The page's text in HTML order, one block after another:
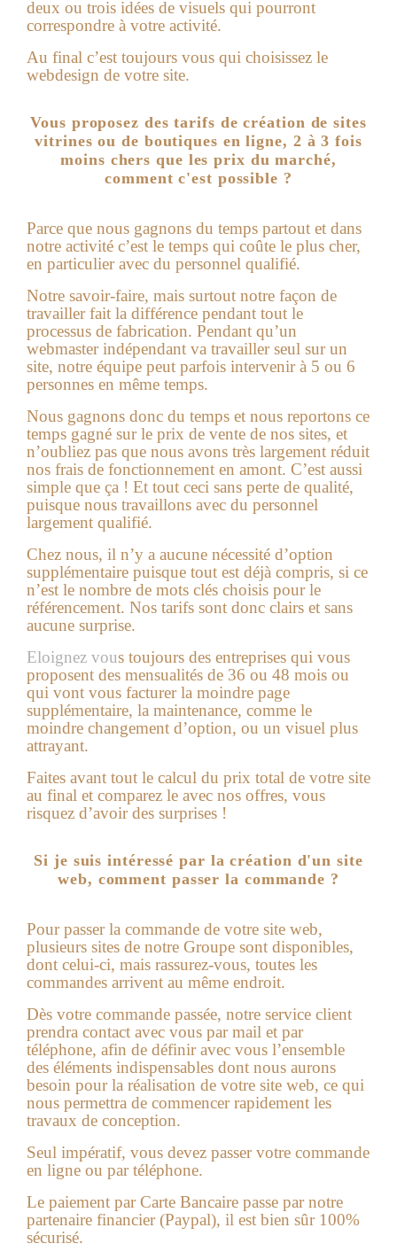
deux ou trois idées de visuels qui pourront
correspondre à votre activité.
Au final c’est toujours vous qui choisissez le
webdesign de votre site.
Vous proposez des tarifs de création de sites
vitrines ou de boutiques en ligne, 2 à 3 fois
moins chers que les prix du marché,
comment c'est possible ?
Parce que nous gagnons du temps partout et dans
notre activité c’est le temps qui coûte le plus cher,
en particulier avec du personnel qualifié.
Notre savoir-faire, mais surtout notre façon de
travailler fait la différence pendant tout le
processus de fabrication. Pendant qu’un
webmaster indépendant va travailler seul sur un
site, notre équipe peut parfois intervenir à 5 ou 6
personnes en même temps.
Nous gagnons donc du temps et nous reportons ce
temps gagné sur le prix de vente de nos sites, et
n’oubliez pas que nous avons très largement réduit
nos frais de fonctionnement en amont. C’est aussi
simple que ça ! Et tout ceci sans perte de qualité,
puisque nous travaillons avec du personnel
largement qualifié.
Chez nous, il n’y a aucune nécessité d’option
supplémentaire puisque tout est déjà compris, si ce
n’est le nombre de mots clés choisis pour le
référencement. Nos tarifs sont donc clairs et sans
aucune surprise.
Eloignez vous toujours des entreprises qui vous
proposent des mensualités de 36 ou 48 mois ou
qui vont vous facturer la moindre page
supplémentaire, la maintenance, comme le
moindre changement d’option, ou un visuel plus
attrayant.
Faites avant tout le calcul du prix total de votre site
au final et comparez le avec nos offres, vous
risquez d’avoir des surprises !
Si je suis intéressé par la création d'un site
web, comment passer la commande ?
Pour passer la commande de votre site web,
plusieurs sites de notre Groupe sont disponibles,
dont celui-ci, mais rassurez-vous, toutes les
commandes arrivent au même endroit.
Dès votre commande passée, notre service client
prendra contact avec vous par mail et par
téléphone, afin de définir avec vous l’ensemble
des éléments indispensables dont nous aurons
besoin pour la réalisation de votre site web, ce qui
nous permettra de commencer rapidement les
travaux de conception.
Seul impératif, vous devez passer votre commande
en ligne ou par téléphone.
Le paiement par Carte Bancaire passe par notre
partenaire financier (Paypal), il est bien sûr 100%
sécurisé.